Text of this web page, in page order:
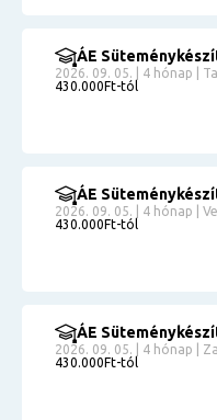
ÁE
2026. 09. 05. | 4 hónap |
430.000Ft-tól
ÁE
2026. 09. 05. | 4 hónap |
430.000Ft-tól
ÁE
2026. 09. 05. | 4 hónap |
430.000Ft-tól